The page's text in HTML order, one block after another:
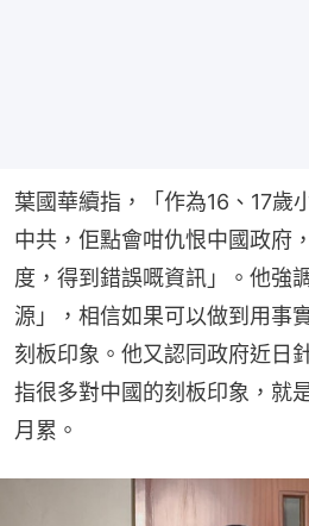
葉國華續指，「作為16、17歲
中共，佢點會咁仇恨中國政府
度，得到錯誤嘅資訊」。他強
源」，相信如果可以做到用事
刻板印象。他又認同政府近日
指很多對中國的刻板印象，就
月累。